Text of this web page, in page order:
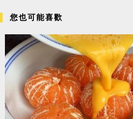
您也可能喜歡